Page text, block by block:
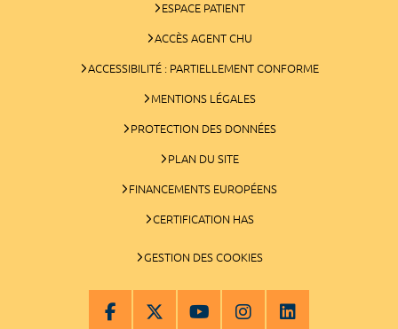
ESPACE PATIENT
ACCÈS AGENT CHU
ACCESSIBILITÉ : PARTIELLEMENT CONFORME
MENTIONS LÉGALES
PROTECTION DES DONNÉES
PLAN DU SITE
FINANCEMENTS EUROPÉENS
CERTIFICATION HAS
GESTION DES COOKIES